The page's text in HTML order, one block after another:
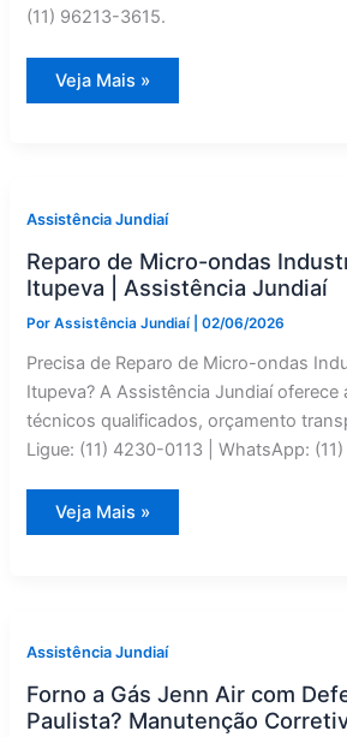
(11) 96213-3615.
Jenn
Air
Cabreúva
—
Jundiaí
Veja Mais »
Assistência Jundiaí
Reparo de Micro-ondas
Itupeva | Assistência Jundiaí
PorAssistência Jundiaí |02/06/2026
Precisa de Reparo de Micro-ondas
Itupeva? A Assistência Jundiaí
técnicos qualificados, orçamento
Ligue: (11) 4230-0113 | WhatsApp:
Reparo
de
Itupeva
|
Assistência
Jundiaí
Veja Mais »
Assistência Jundiaí
Forno a Gás Jenn Air com
Paulista? Manutenção